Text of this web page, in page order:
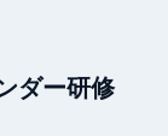
ダー研修